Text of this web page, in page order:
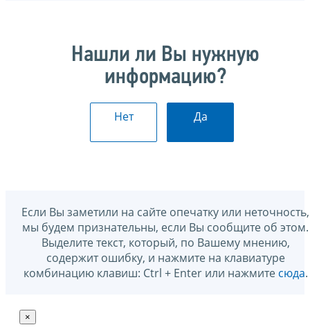
Нашли ли Вы нужную
информацию?
Нет Да
Если Вы заметили на сайте опечатку или неточность,
мы будем признательны, если Вы сообщите об этом.
Выделите текст, который, по Вашему мнению,
содержит ошибку, и нажмите на клавиатуре
комбинацию клавиш: Ctrl + Enter или нажмите сюда.
×